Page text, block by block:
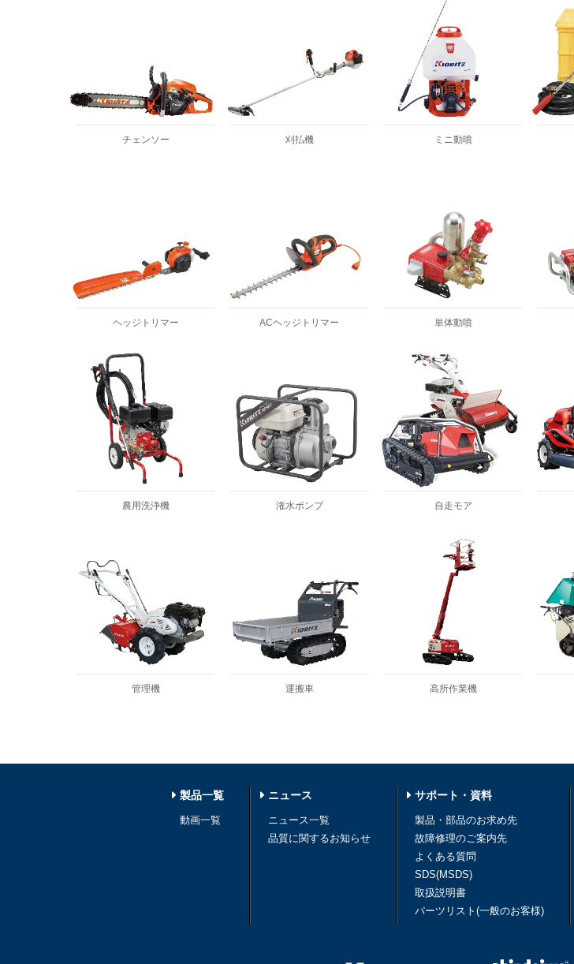
チェンソー 刈払機 ミニ動噴
ヘッジトリマー ACヘッジトリマー 単体動噴
農用洗浄機 潅水ポンプ 自走モア
管理機 運搬車 高所作業機
製品一覧
動画一覧
ニュース
ニュース一覧
品質に関するお知らせ
サポート・資料
製品・部品のお求め先
故障修理のご案内先
よくある質問
SDS(MSDS)
取扱説明書
パーツリスト(一般のお客様)